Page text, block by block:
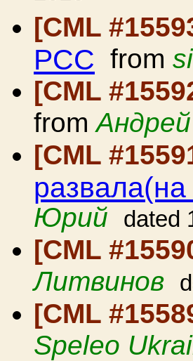
[CML
РСС from
[CML
from
[CML
Юрий
dated
[CML
Литвинов
[CML
Speleo